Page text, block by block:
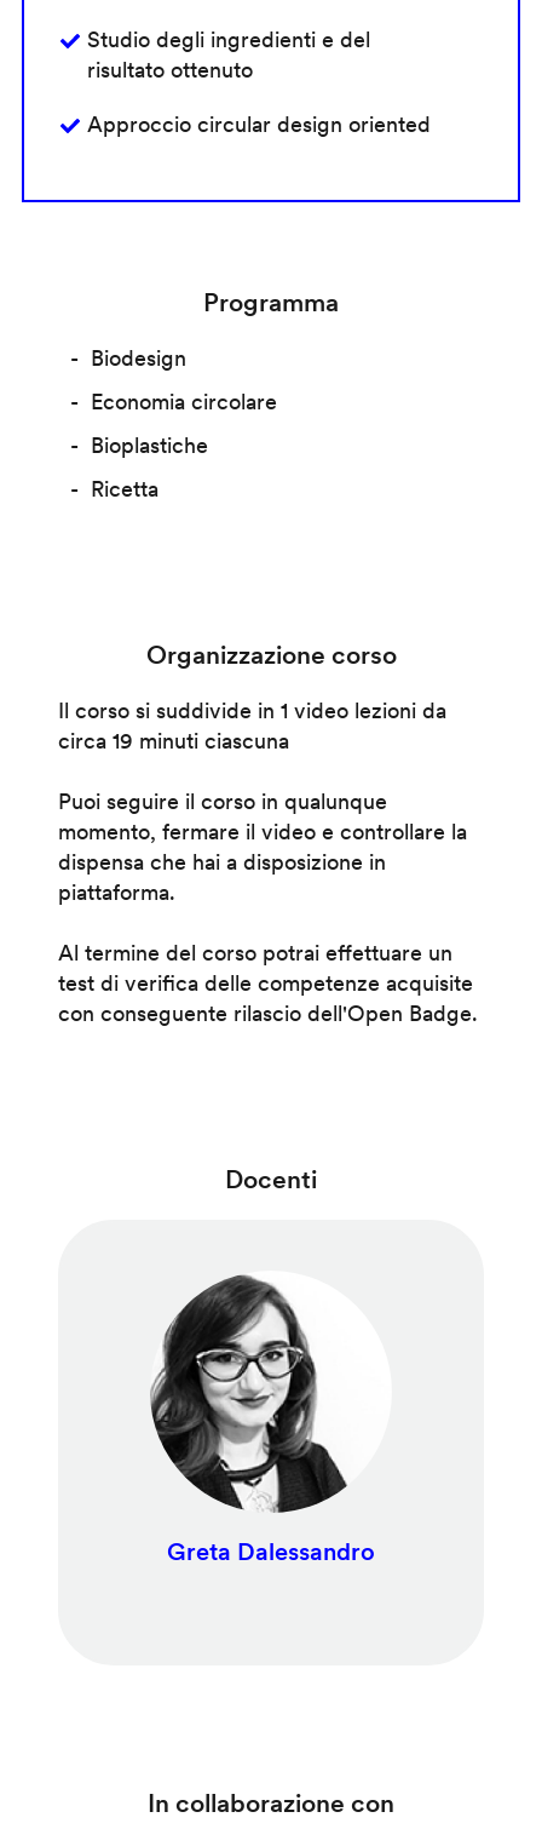
Studio degli ingredienti e del
risultato ottenuto
Approccio circular design oriented
Programma
Biodesign
Economia circolare
Bioplastiche
Ricetta
Organizzazione corso
Il corso si suddivide in 1 video lezioni da
circa 19 minuti ciascuna
Puoi seguire il corso in qualunque
momento, fermare il video e controllare la
dispensa che hai a disposizione in
piattaforma.
Al termine del corso potrai effettuare un
test di verifica delle competenze acquisite
con conseguente rilascio dell'Open Badge.
Docenti
Greta Dalessandro
In collaborazione con